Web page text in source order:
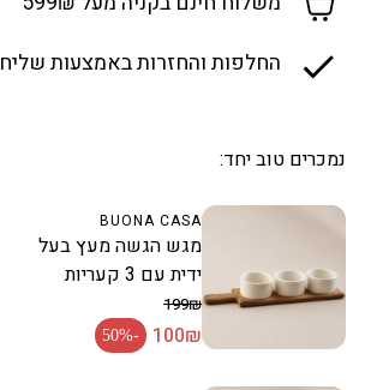
החלפות והחזרות באמצעות שליח
נמכרים טוב יחד:
BUONA CASA
מגש הגשה מעץ בעל
ידית עם 3 קעריות
100₪
-50%
מחיר מבצע
מחיר רגיל
199₪